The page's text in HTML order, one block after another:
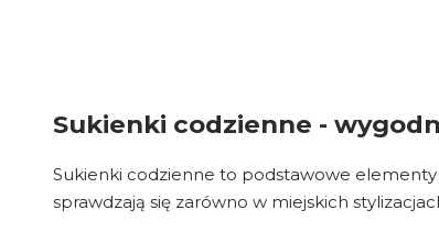
Sukienki codzienne -
Sukienki codzienne to podstawowe
sprawdzają się zarówno w miejskich